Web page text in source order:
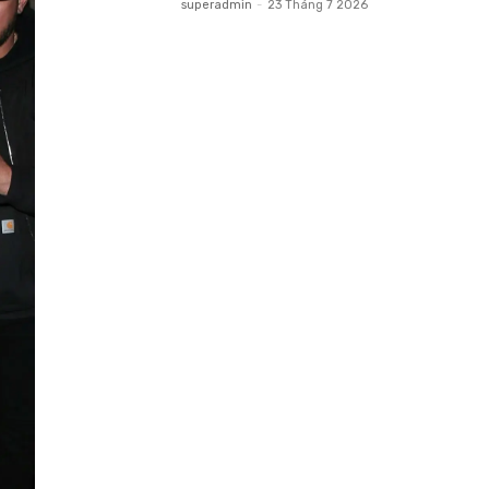
superadmin - 23 Tháng 7 2026